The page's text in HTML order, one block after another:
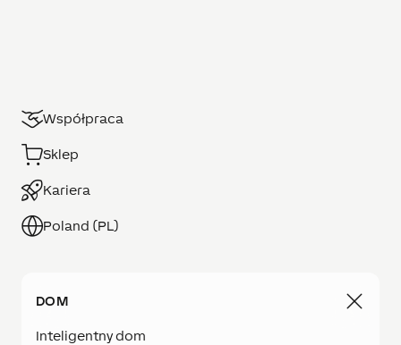
Współpraca
Sklep
Kariera
Poland (PL)
DOM
Inteligentny dom